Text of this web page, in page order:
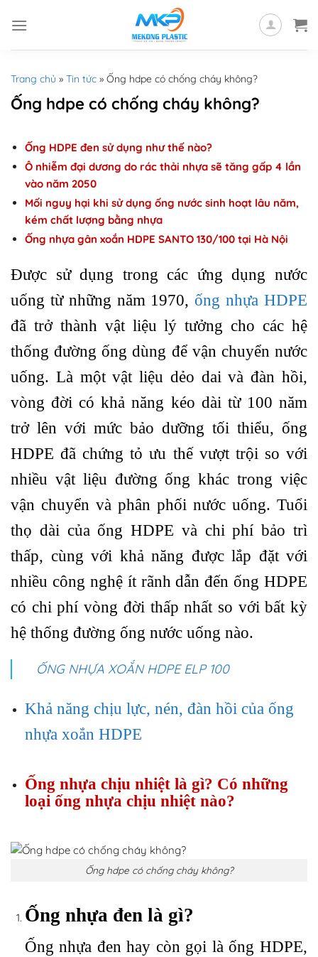
Trang chủ » Tin tức » Ống hdpe có chống cháy không?
Ống hdpe có chống cháy không?
Ống HDPE đen sử dụng như thế nào?
Ô nhiễm đại dương do rác thải nhựa sẽ tăng gấp 4 lần
vào năm 2050
Mối nguy hại khi sử dụng ống nước sinh hoạt lâu năm,
kém chất lượng bằng nhựa
Ống nhựa gân xoắn HDPE SANTO 130/100 tại Hà Nội
Được sử dụng trong các ứng dụng nước
uống từ những năm 1970,ống nhựa HDPE
đã trở thành vật liệu lý tưởng cho các hệ
thống đường ống dùng để vận chuyển nước
uống. Là một vật liệu dẻo dai và đàn hồi,
vòng đời có khả năng kéo dài từ 100 năm
trở lên với mức bảo dưỡng tối thiểu, ống
HDPE đã chứng tỏ ưu thế vượt trội so với
nhiều vật liệu đường ống khác trong việc
vận chuyển và phân phối nước uống. Tuổi
thọ dài của ống HDPE và chi phí bảo trì
thấp, cùng với khả năng được lắp đặt với
nhiều công nghệ ít rãnh dẫn đến ống HDPE
có chi phí vòng đời thấp nhất so với bất kỳ
hệ thống đường ống nước uống nào.
ỐNG NHỰA XOẮN HDPE ELP 100
Khả năng chịu lực, nén, đàn hồi của ống
nhựa xoắn HDPE
Ống nhựa chịu nhiệt là gì? Có những
loại ống nhựa chịu nhiệt nào?
Ống hdpe có chống cháy không?
Ống nhựa đen là gì?
Ống nhựa đen hay còn gọi là ống HDPE,